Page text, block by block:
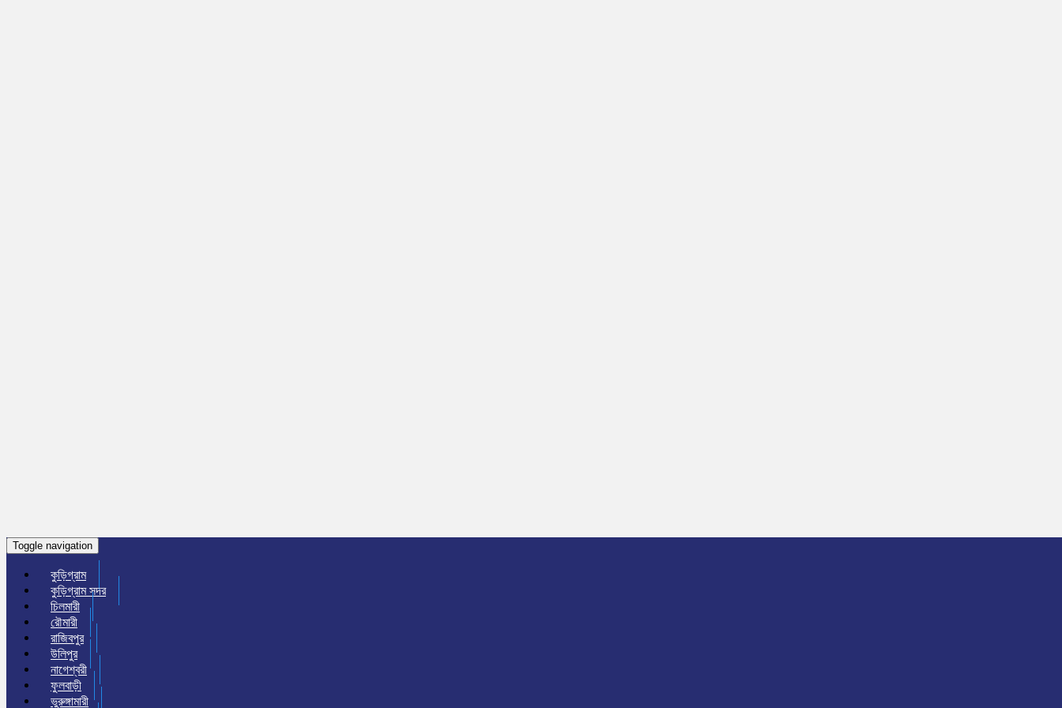
Toggle navigation
কুড়িগ্রাম
কুড়িগ্রাম সদর
চিলমারী
রৌমারী
রাজিবপুর
উলিপুর
নাগেশ্বরী
ফুলবাড়ী
ভুরুঙ্গামারী